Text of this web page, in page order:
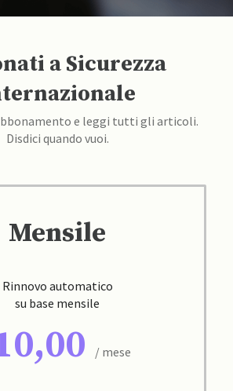
a Sicurezza
e leggi tutti gli articoli.
Disdici quando vuoi.
Mensile
Rinnovo automatico
su base mensile
/ mese